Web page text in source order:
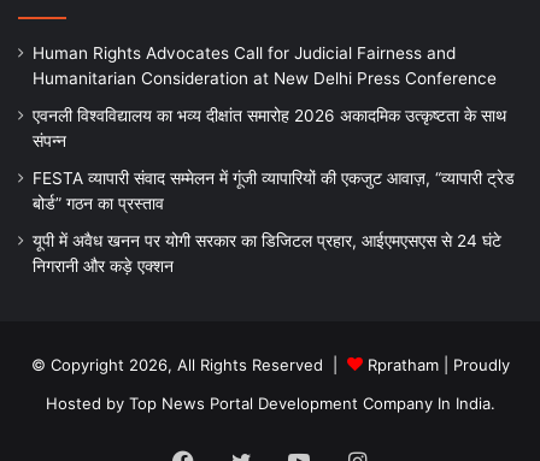
Human Rights Advocates Call for Judicial Fairness and
Humanitarian Consideration at New Delhi Press Conference
एवनली विश्वविद्यालय का भव्य दीक्षांत समारोह 2026 अकादमिक उत्कृष्टता के साथ
संपन्न
FESTA व्यापारी संवाद सम्मेलन में गूंजी व्यापारियों की एकजुट आवाज़, “व्यापारी ट्रेड
बोर्ड” गठन का प्रस्ताव
यूपी में अवैध खनन पर योगी सरकार का डिजिटल प्रहार, आईएमएसएस से 24 घंटे
निगरानी और कड़े एक्शन
© Copyright 2026, All Rights Reserved | Rpratham| Proudly
Hosted by Top News Portal Development Company In India.